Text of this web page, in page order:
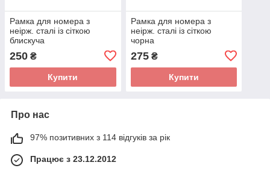
Рамка для номера з
неірж. сталі із сіткою
блискуча
250 ₴
Купити
Рамка для номера з
неірж. сталі із сіткою
чорна
275₴
Купити
Про нас
97% позитивних з 114 відгуків за рік
Працює з 23.12.2012